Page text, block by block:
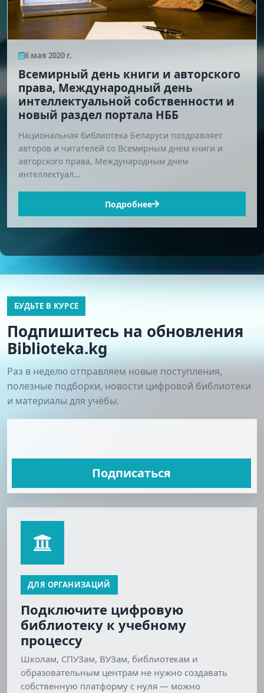
6 мая 2020 г.
Всемирный день книги и авторского
права, Международный день
интеллектуальной собственности и
новый раздел портала НББ
Национальная библиотека Беларуси поздравляет
авторов и читателей со Всемирным днем книги и
авторского права, Международным днем
интеллектуал…
Подробнее
БУДЬТЕ В КУРСЕ
Подпишитесь на обновления
Biblioteka.kg
Раз в неделю отправляем новые поступления,
полезные подборки, новости цифровой библиотеки
и материалы для учёбы.
Подписаться
ДЛЯ ОРГАНИЗАЦИЙ
Подключите цифровую
библиотеку к учебному
процессу
Школам, СПУЗам, ВУЗам, библиотекам и
образовательным центрам не нужно создавать
собственную платформу с нуля — можно